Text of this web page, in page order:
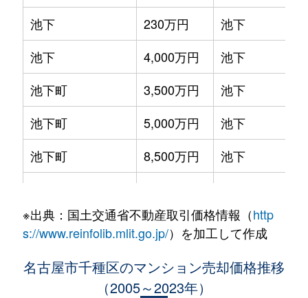
池下
230万円
池下
池下
4,000万円
池下
池下町
3,500万円
池下
池下町
5,000万円
池下
池下町
8,500万円
池下
池園町
240万円
本山(愛知)
410万円
※出典：国土交通省不動産取引価格情報（http
s://www.reinfolib.mlit.go.jp/）を加工して作成
名古屋市千種区のマンション売却価格推移
（2005～2023年）